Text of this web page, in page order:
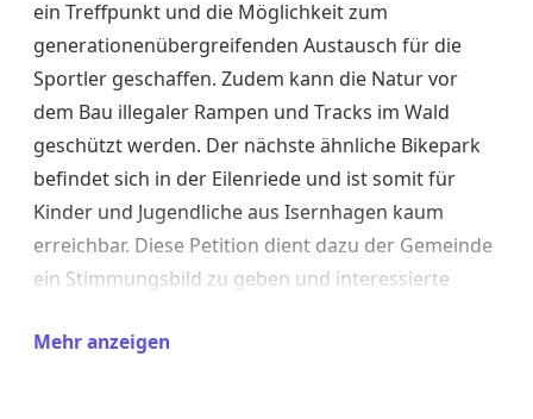
ein Treffpunkt und die Möglichkeit zum
generationenübergreifenden Austausch für die
Sportler geschaffen. Zudem kann die Natur vor
dem Bau illegaler Rampen und Tracks im Wald
geschützt werden. Der nächste ähnliche Bikepark
befindet sich in der Eilenriede und ist somit für
Kinder und Jugendliche aus Isernhagen kaum
erreichbar. Diese Petition dient dazu der Gemeinde
ein Stimmungsbild zu geben und interessierte
finden.
Mehr anzeigen